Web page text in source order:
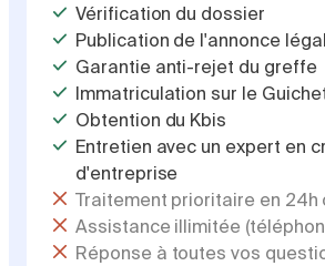
Vérification du dossier
Publication de l'annonce
Garantie anti-rejet du greffe
Immatriculation sur le
Obtention du Kbis
Entretien avec un expert en
d'entreprise
Traitement prioritaire en 24h
Assistance illimitée
Réponse à toutes vos